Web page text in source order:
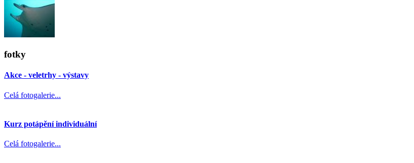
fotky
Akce - veletrhy - výstavy
Celá fotogalerie...
Kurz potápění individuální
Celá fotogalerie...